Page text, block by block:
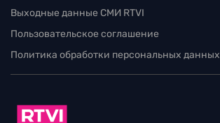
Выходные данные СМИ RTVI
Пользовательское соглашение
Политика обработки персональных данных